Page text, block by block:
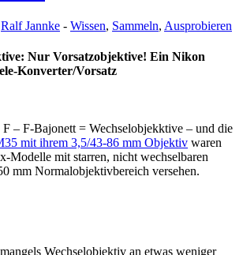
Ralf Jannke - Wissen, Sammeln, Ausprobieren
Nur Vorsatzobjektive! Ein Nikon
Konverter/Vorsatz
– F-Bajonett = Wechselobjekktive – und die
mit ihrem 3,5/43-86 mm Objektiv waren
Modelle mit starren, nicht wechselbaren
mm Normalobjektivbereich versehen.
Wechselobjektiv an etwas weniger